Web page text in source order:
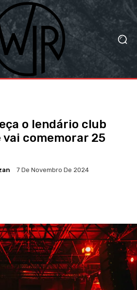
o lendário club
comemorar 25
7 De Novembro De 2024